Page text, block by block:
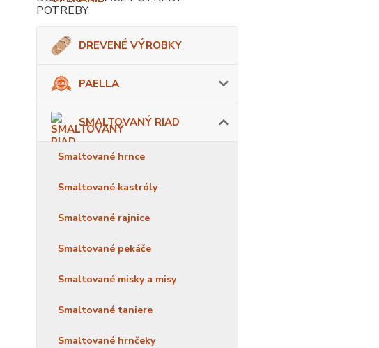
DREVENÉ VÝROBKY
PAELLA
SMALTOVANÝ RIAD
Smaltované hrnce
Smaltované kastróly
Smaltované rajnice
Smaltované pekáče
Smaltované misky a misy
Smaltované taniere
Smaltované hrnčeky